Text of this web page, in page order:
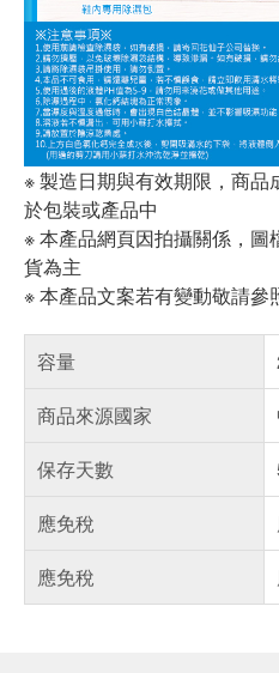
※ 製造日期與有效期限，商
於包裝或產品中
※ 本產品網頁因拍攝關係，圖
貨為主
※ 本產品文案若有變動敬請參
容量
商品來源國家
保存天數
應免稅
應免稅